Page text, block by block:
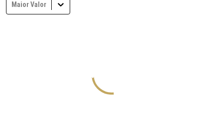
Maior Valor